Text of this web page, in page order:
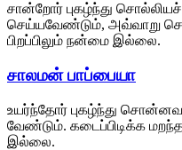
சான்றோர் புகழ்ந்து
செய்யவேண்டும், அவ்வாறு
பிறப்பிலும் நன்மை இல்லை.
சாலமன் பாப்பையா
உயர்ந்தோர் புகழ்ந்து
வேண்டும். கடைப்பிடிக்க
இல்லை.